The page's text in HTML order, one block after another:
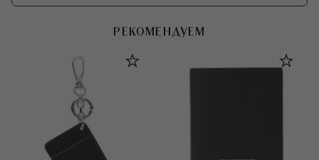
РЕКОМЕНДУЕМ